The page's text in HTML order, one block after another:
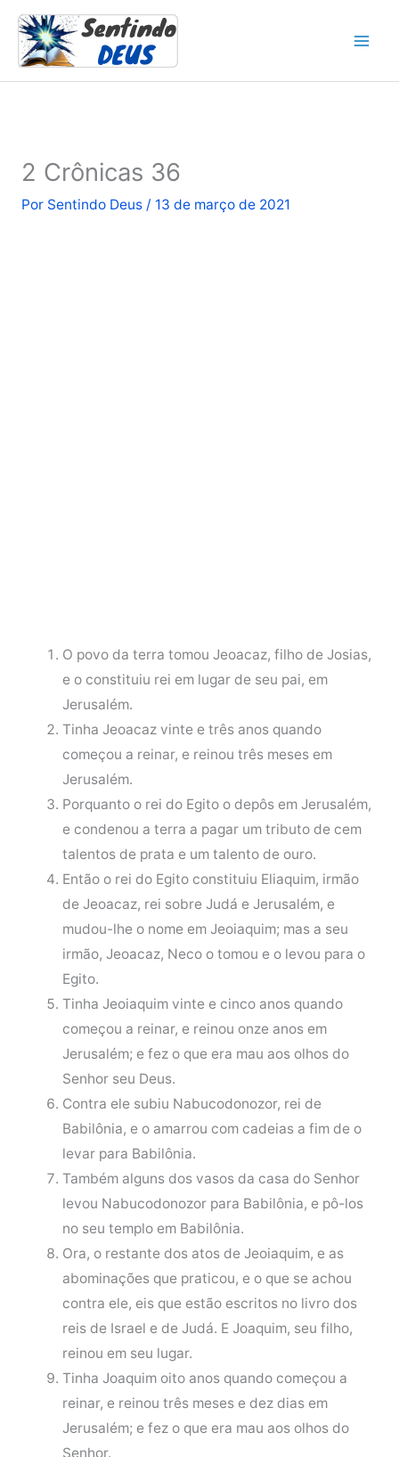
para
conteúdo
2 Crônicas 36
Por Sentindo Deus / 13 de março de 2021
O povo da terra tomou Jeoacaz, filho de Josias,
e o constituiu rei em lugar de seu pai, em
Jerusalém.
Tinha Jeoacaz vinte e três anos quando
começou a reinar, e reinou três meses em
Jerusalém.
Porquanto o rei do Egito o depôs em Jerusalém,
e condenou a terra a pagar um tributo de cem
talentos de prata e um talento de ouro.
Então o rei do Egito constituiu Eliaquim, irmão
de Jeoacaz, rei sobre Judá e Jerusalém, e
mudou-lhe o nome em Jeoiaquim; mas a seu
irmão, Jeoacaz, Neco o tomou e o levou para o
Egito.
Tinha Jeoiaquim vinte e cinco anos quando
começou a reinar, e reinou onze anos em
Jerusalém; e fez o que era mau aos olhos do
Senhor seu Deus.
Contra ele subiu Nabucodonozor, rei de
Babilônia, e o amarrou com cadeias a fim de o
levar para Babilônia.
Também alguns dos vasos da casa do Senhor
levou Nabucodonozor para Babilônia, e pô-los
no seu templo em Babilônia.
Ora, o restante dos atos de Jeoiaquim, e as
abominações que praticou, e o que se achou
contra ele, eis que estão escritos no livro dos
reis de Israel e de Judá. E Joaquim, seu filho,
reinou em seu lugar.
Tinha Joaquim oito anos quando começou a
reinar, e reinou três meses e dez dias em
Jerusalém; e fez o que era mau aos olhos do
Senhor.